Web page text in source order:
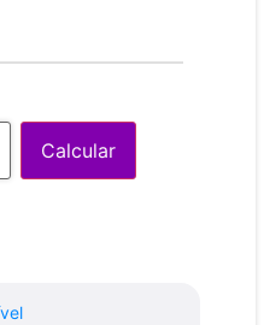
Calcular